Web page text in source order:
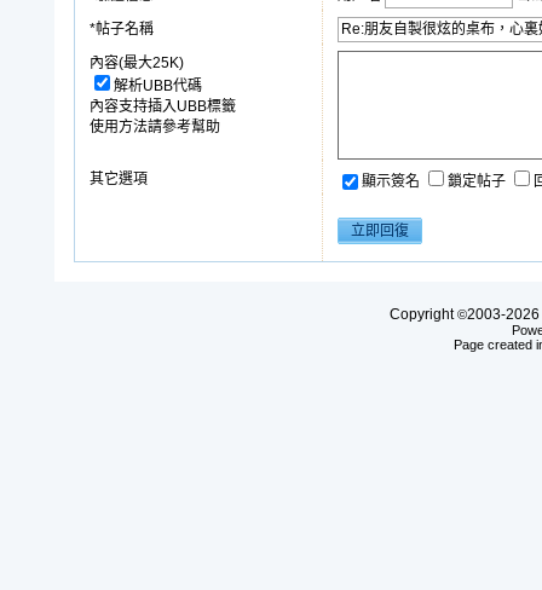
*帖子名稱
內容(最大25K)
解析UBB代碼
內容支持插入UBB標籤
使用方法請參考幫助
其它選項 顯示簽名 鎖定帖子
Copyright©2003-2026
Page created